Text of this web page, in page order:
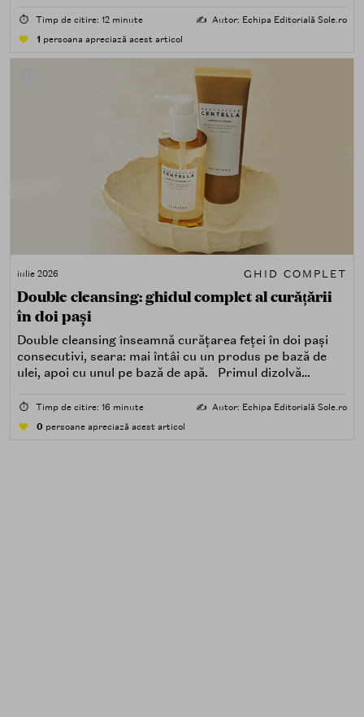
⏱️ Timp de citire: 12 minute ✍️ Autor: Echipa Editorială Sole.ro
1 persoana apreciază acest articol
iulie 2026 GHID COMPLET
Double cleansing: ghidul complet al curățării
în doi pași
Double cleansing înseamnă curățarea feței în doi pași
consecutivi, seara: mai întâi cu un produs pe bază de
ulei, apoi cu unul pe bază de apă. Primul dizolvă
poluare. Al doilea îndepărtează impuritățile solubile în
⏱️ Timp de citire: 16 minute ✍️ Autor: Echipa Editorială Sole.ro
0 persoane apreciază acest articol